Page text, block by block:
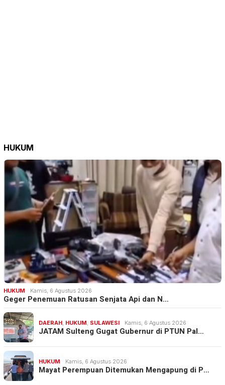
HUKUM
HUKUM Kamis, 6 Agustus 2026
Geger Penemuan Ratusan Senjata Api dan N…
DAERAH HUKUM SULAWESI Kamis, 6 Agustus 2026
JATAM Sulteng Gugat Gubernur di PTUN Pal…
HUKUM Kamis, 6 Agustus 2026
Mayat Perempuan Ditemukan Mengapung di P…